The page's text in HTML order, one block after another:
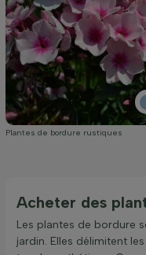
Plantes de bordure rustiques
Acheter des
Les plantes de bordure
jardin. Elles délimitent